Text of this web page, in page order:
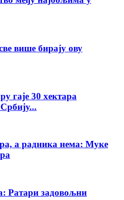
више бирају ову
гаје 30 хектара
а радника нема: Муке
Ратари задовољни